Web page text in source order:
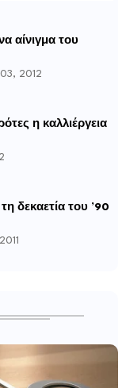
αίνιγμα του
2012
η καλλιέργεια
δεκαετία του ’90